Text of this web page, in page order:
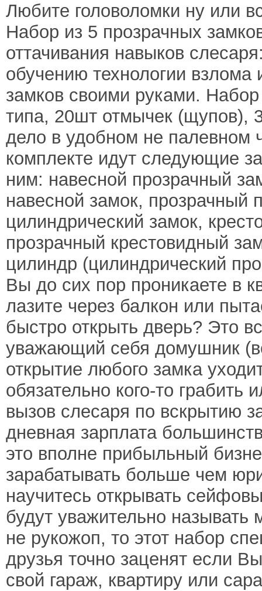
Любите головоломки ну или
Набор из 5 прозрачных
оттачивания навыков
обучению технологии взлома
замков своими руками. Набор
типа, 20шт отмычек (щупов),
дело в удобном не палевном
комплекте идут следующие
ним: навесной прозрачный
навесной замок, прозрачный
цилиндрический замок,
прозрачный крестовидный
цилиндр (цилиндрический
Вы до сих пор проникаете в
лазите через балкон или
быстро открыть дверь? Это
уважающий себя домушник
открытие любого замка
обязательно кого-то грабить
вызов слесаря по вскрытию
дневная зарплата
это вполне прибыльный
зарабатывать больше чем
научитесь открывать
будут уважительно
не рукожоп, то этот набор
друзья точно заценят если
свой гараж, квартиру или